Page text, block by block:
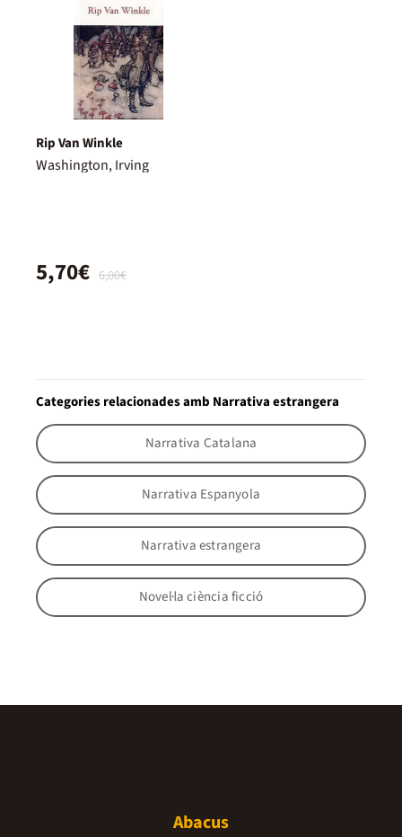
Rip Van Winkle
Washington, Irving
6,00€
5,70€
Categories relacionades amb Narrativa estrangera
Narrativa Catalana
Narrativa Espanyola
Narrativa estrangera
Novel·la ciència ficció
Abacus